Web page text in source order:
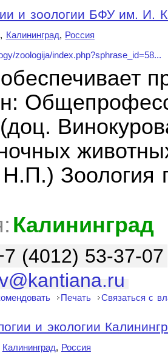
и зоологии БФУ им. И.
Калининград, Россия
zoologija/index.php?sphrase_id=58...
Н.П.) Зоология
Калининград
(4012) 53-37-07
Печать Связаться с
и экологии
Калининград, Россия